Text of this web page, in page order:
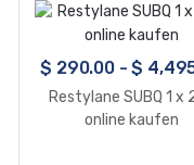
$ 290.00-$
Restylane SUBQ 1 x
online kaufen